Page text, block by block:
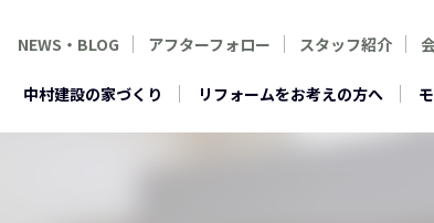
NEWS・BLOG アフターフォロー スタッフ紹介
中村建設の家づくり リフォームをお考えの方へ